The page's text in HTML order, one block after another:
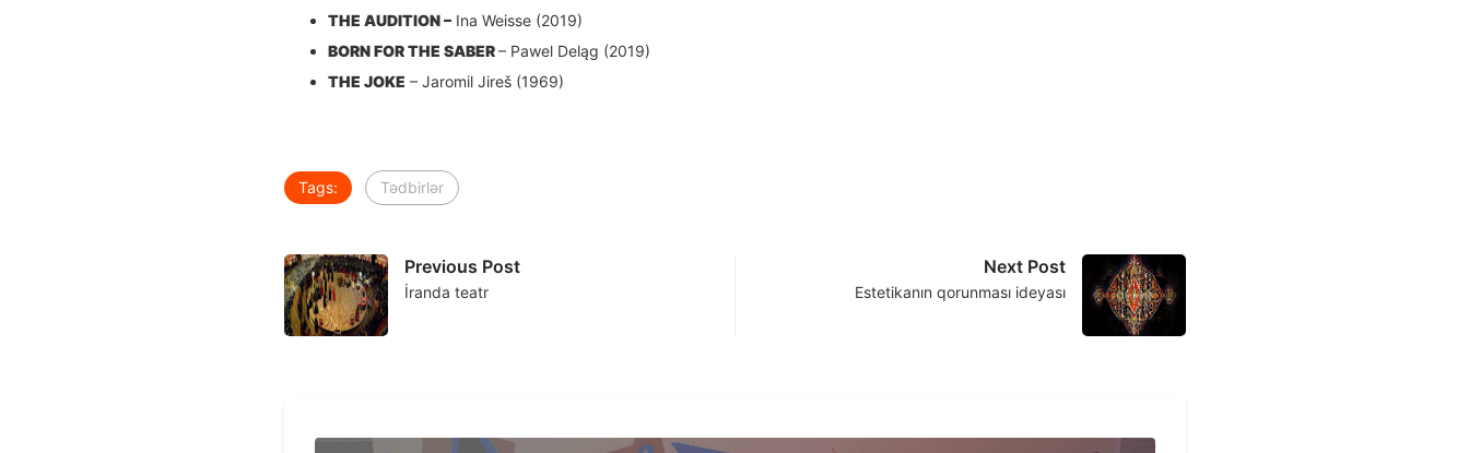
THE AUDITION –Ina Weisse (2019)
BORN FOR THE SABER– Pawel Deląg (2019)
THE JOKE – Jaromil Jireš (1969)
Tags: Tədbirlər
Previous Post
İranda teatr
Next Post
Estetikanın qorunması ideyası